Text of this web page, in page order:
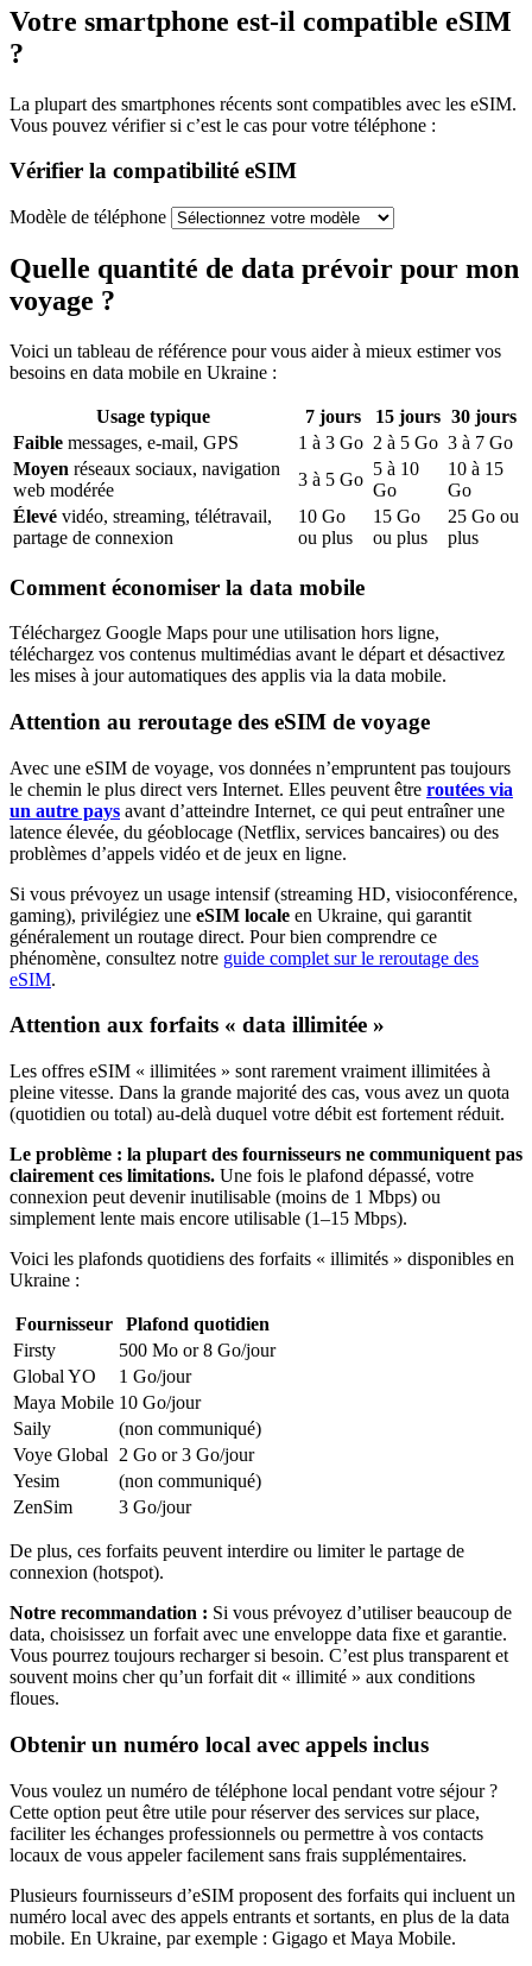
Votre smartphone est-il compatible eSIM
?
La plupart des smartphones récents sont compatibles avec les eSIM.
Vous pouvez vérifier si c’est le cas pour votre téléphone :
Vérifier la compatibilité eSIM
Modèle de téléphone
Quelle quantité de data prévoir pour mon
voyage ?
Voici un tableau de référence pour vous aider à mieux estimer vos
besoins en data mobile en Ukraine :
Usage typique 7 jours 15 jours 30jours
Faible messages, e-mail, GPS 1 à 3 Go 2 à 5 Go 3 à 7 Go
Moyen réseaux sociaux, navigation
web modérée
3 à 5 Go
5 à 10
Go
10 à 15
Go
Élevé vidéo, streaming, télétravail,
partage de connexion
10 Go
ou plus
15 Go
ou plus
25 Go ou
plus
Comment économiser la data mobile
Téléchargez Google Maps pour une utilisation hors ligne,
téléchargez vos contenus multimédias avant le départ et désactivez
les mises à jour automatiques des applis via la data mobile.
Attention au reroutage des eSIM de voyage
Avec une eSIM de voyage, vos données n’empruntent pas toujours
le chemin le plus direct vers Internet. Elles peuvent être routées via
un autre pays avant d’atteindre Internet, ce qui peut entraîner une
latence élevée, du géoblocage (Netflix, services bancaires) ou des
problèmes d’appels vidéo et de jeux en ligne.
Si vous prévoyez un usage intensif (streaming HD, visioconférence,
gaming), privilégiez une eSIM locale en Ukraine, qui garantit
généralement un routage direct. Pour bien comprendre ce
phénomène, consultez notre guide complet sur le reroutage des
eSIM.
Attention aux forfaits « data illimitée »
Les offres eSIM « illimitées » sont rarement vraiment illimitées à
pleine vitesse. Dans la grande majorité des cas, vous avez un quota
(quotidien ou total) au-delà duquel votre débit est fortement réduit.
Le problème : la plupart des fournisseurs ne communiquent pas
clairement ces limitations. Une fois le plafond dépassé, votre
connexion peut devenir inutilisable (moins de 1 Mbps) ou
simplement lente mais encore utilisable (1–15 Mbps).
Voici les plafonds quotidiens des forfaits « illimités » disponibles en
Ukraine :
Fournisseur
Plafond quotidien
Firsty
500 Mo or 8 Go/jour
Global YO
1 Go/jour
Maya Mobile 10 Go/jour
Saily
(non communiqué)
Voye Global
2 Go or 3 Go/jour
Yesim
(non communiqué)
ZenSim
3 Go/jour
De plus, ces forfaits peuvent interdire ou limiter le partage de
connexion (hotspot).
Notre recommandation : Si vous prévoyez d’utiliser beaucoup de
data, choisissez un forfait avec une enveloppe data fixe et garantie.
Vous pourrez toujours recharger si besoin. C’est plus transparent et
souvent moins cher qu’un forfait dit « illimité » aux conditions
floues.
Obtenir un numéro local avec appels inclus
Vous voulez un numéro de téléphone local pendant votre séjour ?
Cette option peut être utile pour réserver des services sur place,
faciliter les échanges professionnels ou permettre à vos contacts
locaux de vous appeler facilement sans frais supplémentaires.
Plusieurs fournisseurs d’eSIM proposent des forfaits qui incluent un
numéro local avec des appels entrants et sortants, en plus de la data
mobile. En Ukraine, par exemple : Gigago et Maya Mobile.